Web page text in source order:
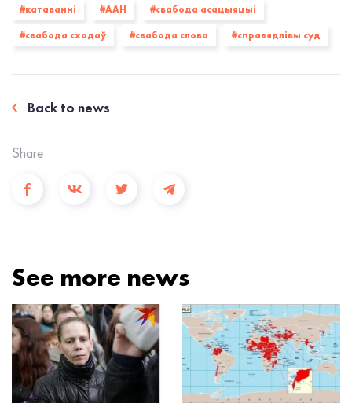
#катаванні #ААН #свабода асацыяцыі
#свабода сходаў #свабода слова #справядлівы суд
Back to news
Share
See more news